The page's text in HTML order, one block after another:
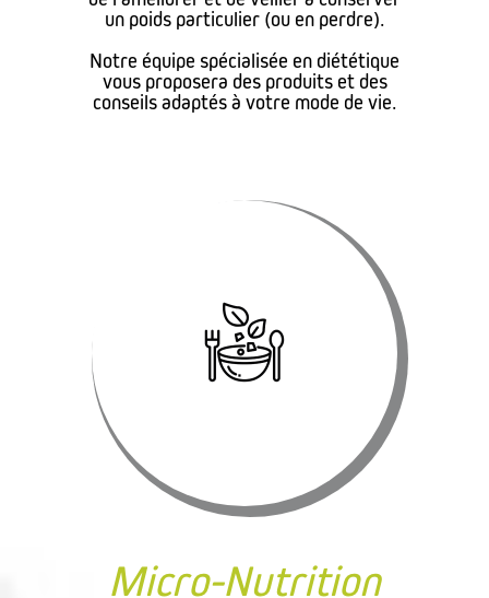
un poids particulier (ou en perdre).
Notre équipe spécialisée en diététique
vous proposera des produits et des
conseils adaptés à votre mode de vie.
Micro-Nutrition